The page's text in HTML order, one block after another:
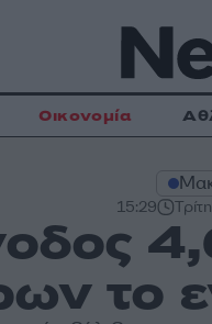
Οικονομία
15:29
το